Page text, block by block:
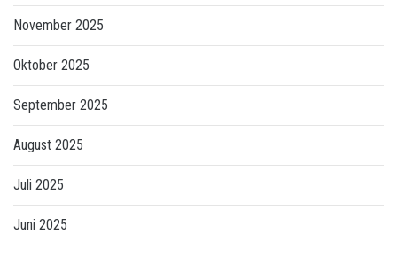
November 2025
Oktober 2025
September 2025
August 2025
Juli 2025
Juni 2025